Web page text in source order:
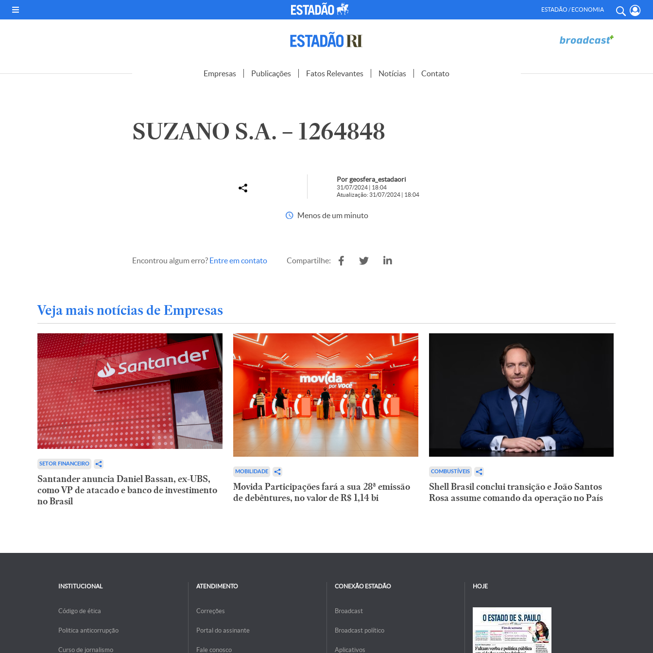
ESTADÃO / ECONOMIA
Empresas Publicações Fatos Relevantes Notícias Contato
SUZANO S.A. – 1264848
Por geosfera_estadaori
31/07/2024 | 18:04
Atualização: 31/07/2024 | 18:04
Menos de um minuto
Encontrou algum erro? Entre em contato Compartilhe:
Veja mais notícias de Empresas
SETOR FINANCEIRO
Santander anuncia Daniel Bassan, ex-UBS,
como VP de atacado e banco de investimento
no Brasil
MOBILIDADE
Movida Participações fará a sua 28ª emissão
de debêntures, no valor de R$ 1,14 bi
COMBUSTÍVEIS
Shell Brasil conclui transição e João Santos
Rosa assume comando da operação no País
INSTITUCIONAL
Código de ética
Politica anticorrupção
Curso de jornalismo
ATENDIMENTO
Correções
Portal do assinante
Fale conosco
CONEXÃO ESTADÃO
Broadcast
Broadcast político
Aplicativos
HOJE